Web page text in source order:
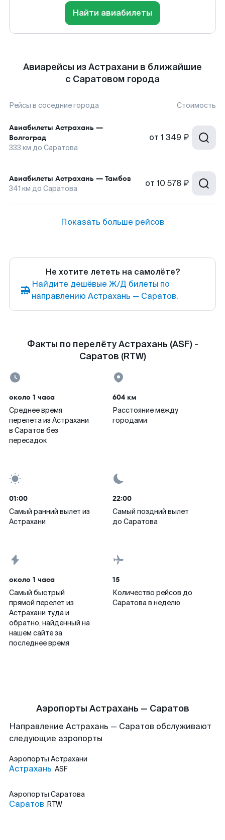
Найти авиабилеты
Авиарейсы из Астрахани в ближайшие
с Саратовом города
Рейсы в соседние города Стоимость
Авиабилеты Астрахань —
Волгоград
333 км до Саратова
от 1 349 ₽
Авиабилеты Астрахань — Тамбов
341 км до Саратова от 10 578 ₽
Показать больше рейсов
Не хотите лететь на самолёте?
Найдите дешёвые Ж/Д билеты по
направлению Астрахань — Саратов.
Факты по перелёту Астрахань (ASF) -
Саратов (RTW)
около 1 часа
Среднее время
перелета из Астрахани
в Саратов без
пересадок
604 км
Расстояние между
городами
01:00
Самый ранний вылет из
Астрахани
22:00
Самый поздний вылет
до Саратова
около 1 часа
Самый быстрый
прямой перелет из
Астрахани туда и
обратно, найденный на
нашем сайте за
последнее время
15
Количество рейсов до
Саратова в неделю
Аэропорты Астрахань — Саратов
Направление Астрахань — Саратов обслуживают
следующие аэропорты
Аэропорты Астрахани
Астрахань ASF
Аэропорты Саратова
Саратов RTW